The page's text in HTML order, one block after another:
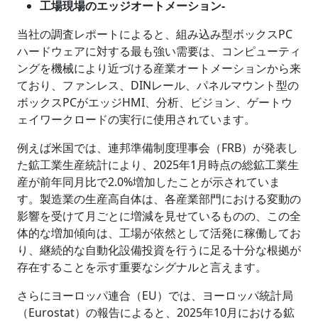
工場現場のエッジオートメーション-
当社の調査レポートによると、組み込み型ボックスPC
ハードウェアに対する最も強い需要は、コンピューティ
ングを機械により近づける産業オートメーションから来
ており、ファンレス、DINレール、パネルマウント型の
ボックスPCがエッジHMI、分析、ビジョン、ゲートウ
ェイワークロードの実行に使用されています。
例えば米国では、連邦準備制度理事会（FRB）が発表し
た鉱工業生産統計により、2025年1月時点の総鉱工業生
産が前年同月比で2.0%増加したことが示されていま
す。製造業の生産高自体は、各産業部門における変動の
影響を受けて月ごとに増減を見せているものの、この全
体的な増加傾向は、工場が依然として活発に稼働してお
り、継続的な自動化設備投資を行うに足る十分な根拠が
存在することを示す重要なシグナルと言えます。
さらにヨーロッパ連合（EU）では、ヨーロッパ統計局
（Eurostat）の報告によると、2025年10月における鉱